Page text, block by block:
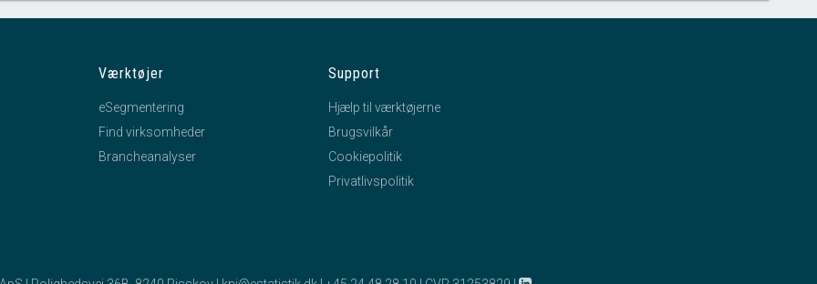
Værktøjer
eSegmentering
Find virksomheder
Brancheanalyser
Support
Hjælp til værktøjerne
Brugsvilkår
Cookiepolitik
Privatlivspolitik